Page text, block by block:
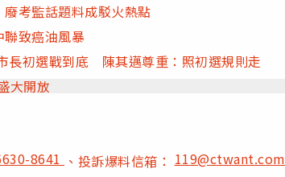
考監話題料成駁火熱點
聯致癌油風暴
長初選戰到底 陳其邁尊重：照初選規則走
大開放
8641 、投訴爆料信箱：119@ctwant.com